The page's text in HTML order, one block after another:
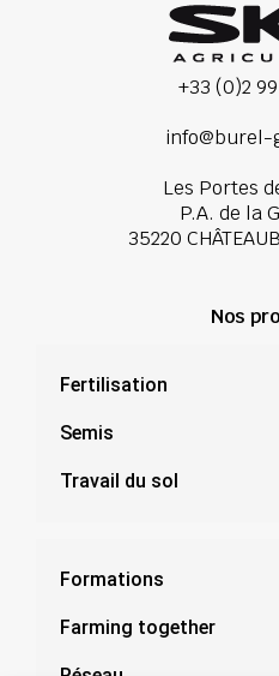
+33 (0)2
Les Portes
P.A. de la
35220
Nos
Fertilisation
Semis
Travail du sol
Formations
Farming together